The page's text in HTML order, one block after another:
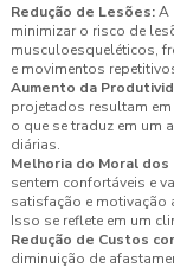
Redução de Lesões:A
minimizar o risco de
musculoesqueléticos,
e movimentos
Aumento da
projetados resultam
o que se traduz em um
diárias.
Melhoria do Moral dos
sentem confortáveis e
satisfação e motivação
Isso se reflete em um
Redução de Custos
diminuição de